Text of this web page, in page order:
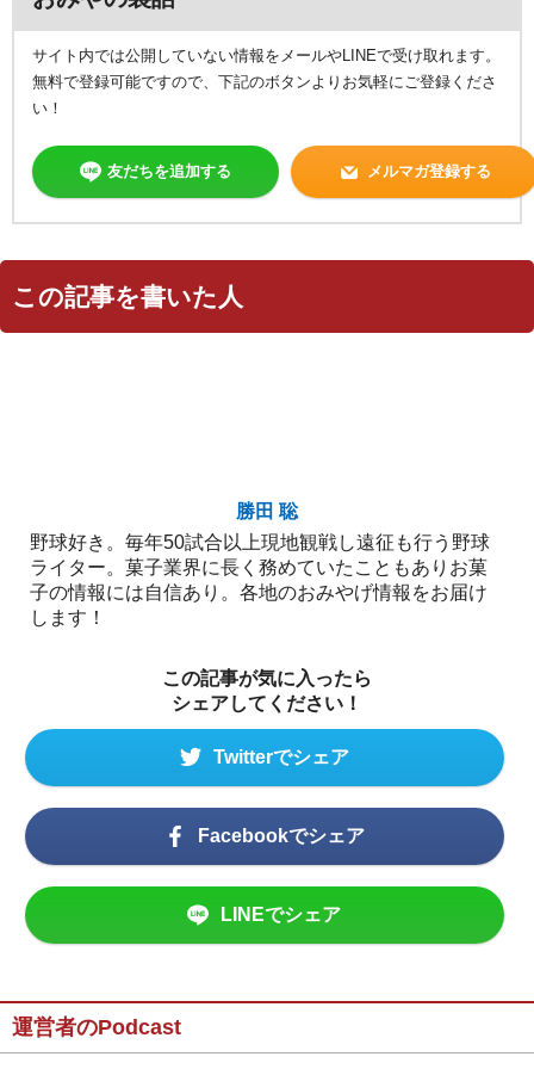
サイト内では公開していない情報をメールやLINEで受け取れます。
無料で登録可能ですので、下記のボタンよりお気軽にご登録くださ
い！
友だちを追加する メルマガ登録する
この記事を書いた人
勝田 聡
野球好き。毎年50試合以上現地観戦し遠征も行う野球
ライター。菓子業界に長く務めていたこともありお菓
子の情報には自信あり。各地のおみやげ情報をお届け
します！
この記事が気に入ったら
シェアしてください！
Twitterでシェア
Facebookでシェア
LINEでシェア
運営者のPodcast